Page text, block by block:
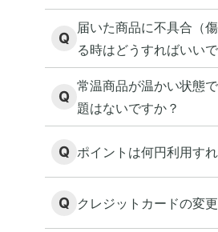
Q
届いた商品に不具合（
る時はどうすればいい
Q
常温商品が温かい状態
題はないですか？
Q ポイントは何円利用す
Q クレジットカードの変